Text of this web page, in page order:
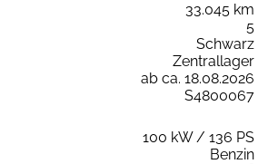
33.045 km
5
Schwarz
Zentrallager
ab ca. 18.08.2026
S4800067
100 kW / 136 PS
Benzin